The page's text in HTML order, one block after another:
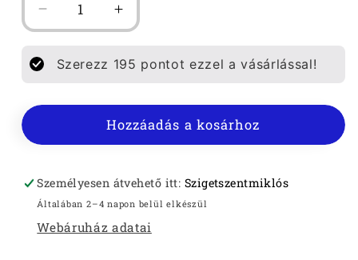
FŐISPÁN
FÉRFI
mennyiségének
FŐISPÁN
FÉRFI
mennyiségének
Szerezz 195 pontot ezzel a vásárlással!
Hozzáadás a kosárhoz
Személyesen átvehető itt: Szigetszentmiklós
Általában 2–4 napon belül elkészül
Webáruház adatai